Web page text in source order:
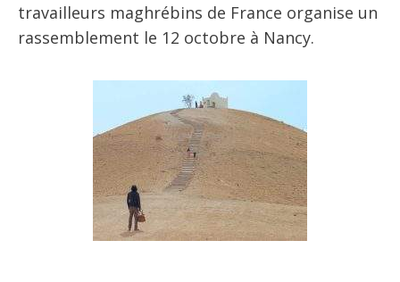
travailleurs maghrébins de France organise un
rassemblement le 12 octobre à Nancy.